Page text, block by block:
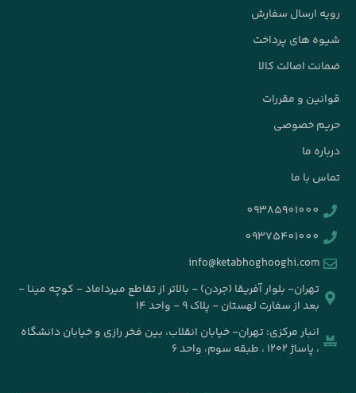
- بالاتر از تقاطع میرداماد - کوچه مینا -
- واحد ۱۴
انقلاب، بین فخر رازی و خیابان دانشگاه